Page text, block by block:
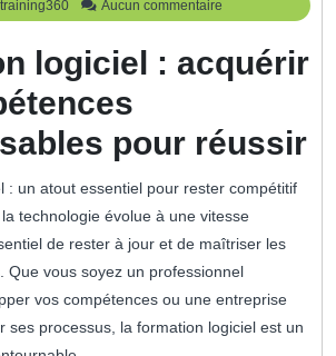
training360 training360
Aucun commentaire
logiciel : acquérir
pour réussir
: un atout essentiel pour rester compétitif
technologie évolue à une vitesse
de rester à jour et de maîtriser les
Que vous soyez un professionnel
vos compétences ou une entreprise
ses processus, la formation logiciel est un